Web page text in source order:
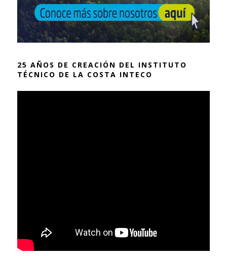
25 AÑOS DE CREACIÓN DEL INSTITUTO
TÉCNICO DE LA COSTA INTECO